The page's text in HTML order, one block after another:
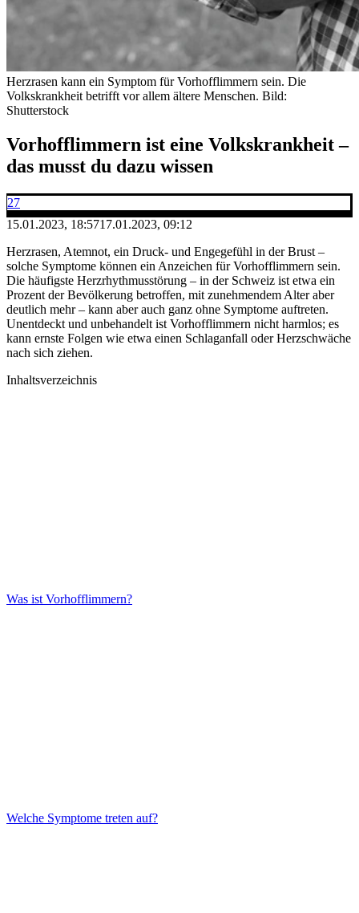
Herzrasen kann ein Symptom für Vorhofflimmern sein. Die
Volkskrankheit betrifft vor allem ältere Menschen. Bild:
Shutterstock
Vorhofflimmern ist eine Volkskrankheit –
das musst du dazu wissen
27
15.01.2023, 18:5717.01.2023, 09:12
Herzrasen, Atemnot, ein Druck- und Engegefühl in der Brust –
solche Symptome können ein Anzeichen für Vorhofflimmern sein.
Die häufigste Herzrhythmusstörung – in der Schweiz ist etwa ein
Prozent der Bevölkerung betroffen, mit zunehmendem Alter aber
deutlich mehr – kann aber auch ganz ohne Symptome auftreten.
Unentdeckt und unbehandelt ist Vorhofflimmern nicht harmlos; es
kann ernste Folgen wie etwa einen Schlaganfall oder Herzschwäche
nach sich ziehen.
Inhaltsverzeichnis
Was ist Vorhofflimmern?
Welche Symptome treten auf?